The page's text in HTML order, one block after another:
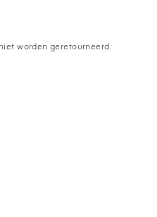
worden geretourneerd.